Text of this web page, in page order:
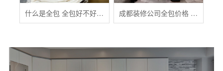
什么是全包 全包好不好 全包装修注意事项有哪些 成都装修公司全包价格 成都全包装修多少钱一平